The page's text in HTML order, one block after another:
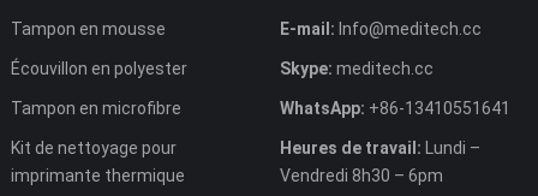
Tampon en mousse
Écouvillon en polyester
Tampon en microfibre
Kit de nettoyage pour
imprimante thermique
E-mail: Info@meditech.cc
Skype: meditech.cc
WhatsApp: +86-13410551641
Heures de travail:
Lundi –
Vendredi 8h30 – 6pm